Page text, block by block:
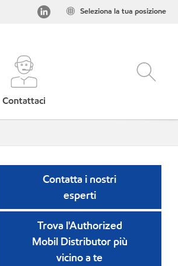
Seleziona la tua posizione
Contattaci
Contatta i nostri
esperti
Trova l'Authorized
Mobil Distributor più
vicino a te